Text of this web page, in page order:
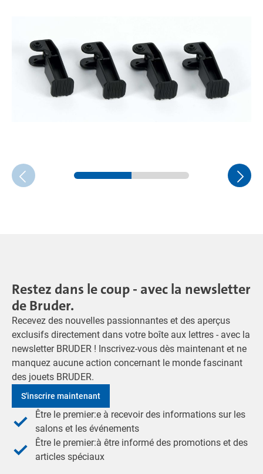
Restez dans le coup - avec la newsletter
de Bruder.
Recevez des nouvelles passionnantes et des aperçus
exclusifs directement dans votre boîte aux lettres - avec la
newsletter BRUDER ! Inscrivez-vous dès maintenant et ne
manquez aucune action concernant le monde fascinant
des jouets BRUDER.
S'inscrire maintenant
Être le premier:e à recevoir des informations sur les
salons et les événements
Être le premier:à être informé des promotions et des
articles spéciaux